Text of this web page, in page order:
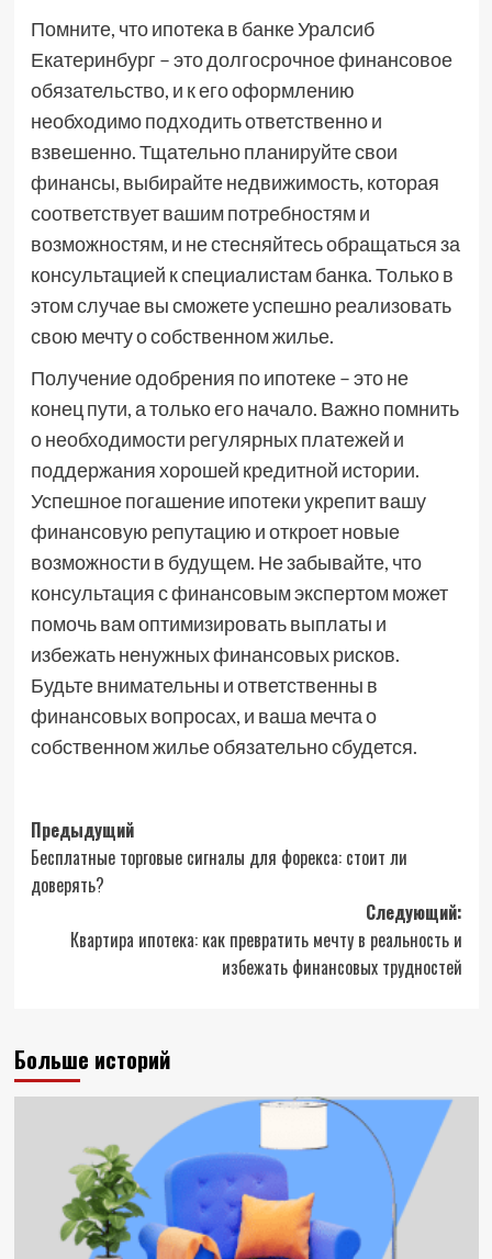
Помните, что ипотека в банке Уралсиб
Екатеринбург – это долгосрочное финансовое
обязательство, и к его оформлению
необходимо подходить ответственно и
взвешенно. Тщательно планируйте свои
финансы, выбирайте недвижимость, которая
соответствует вашим потребностям и
возможностям, и не стесняйтесь обращаться за
консультацией к специалистам банка. Только в
этом случае вы сможете успешно реализовать
свою мечту о собственном жилье.
Получение одобрения по ипотеке – это не
конец пути, а только его начало. Важно помнить
о необходимости регулярных платежей и
поддержания хорошей кредитной истории.
Успешное погашение ипотеки укрепит вашу
финансовую репутацию и откроет новые
возможности в будущем. Не забывайте, что
консультация с финансовым экспертом может
помочь вам оптимизировать выплаты и
избежать ненужных финансовых рисков.
Будьте внимательны и ответственны в
финансовых вопросах, и ваша мечта о
собственном жилье обязательно сбудется.
Навигация
записи
Предыдущий
Бесплатные торговые сигналы для форекса: стоит ли
доверять?
Следующий:
Квартира ипотека: как превратить мечту в реальность и
избежать финансовых трудностей
Больше историй